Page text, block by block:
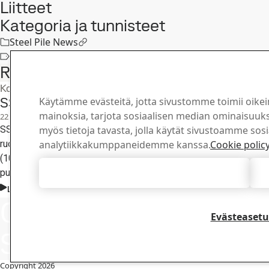
Liitteet
Kategoria ja tunnisteet
Steel Pile News
Related articles
Konsernin lehdistötiedotteet
SSAB julkisti tänään osavuosikatsauksensa
22 Toinen neljännes, Sijoittajat
SSAB julkisti tänään osavuosikatsauksensa 1.1.-30.6.2026.
ruotsiksi yhtiön verkkosivuilla. SSAB järjestää analyytikko- ja
(10.30 EEST). Tilaisuuteen voi osallistua webcast-linkin kautta
puhelimitse.
Lue koko juttu
Kuinka
Copyright 2026
Käytämme evästeitä, jotta sivustomme toimii
mainoksia, tarjota sosiaalisen median
myös tietoja tavasta, jolla käytät sivustoamme
analytiikkakumppaneidemme kanssa.Cookie